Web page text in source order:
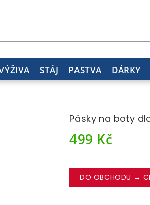
STÁJ PASTVA DÁRKY
Pásky na boty
499 Kč
DO OBCHODU →